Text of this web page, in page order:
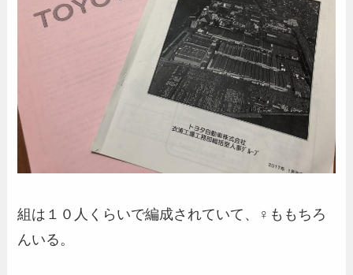
組は１０人くらいで編成されていて、♀ももちろ
んいる。